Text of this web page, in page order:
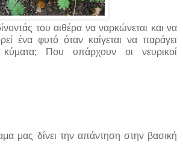
του αιθέρα να ναρκώνεται και να
ένα φυτό όταν καίγεται να παράγει
κύματα; Που υπάρχουν οι νευρικοί
μας δίνει την απάντηση στην βασική